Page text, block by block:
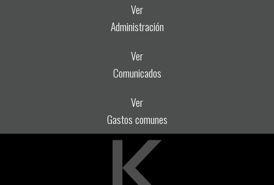
Ver
Administración
Ver
Comunicados
Ver
Gastos comunes